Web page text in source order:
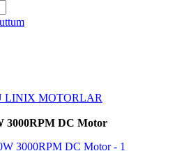
LINIX MOTORLAR
3000RPM DC Motor